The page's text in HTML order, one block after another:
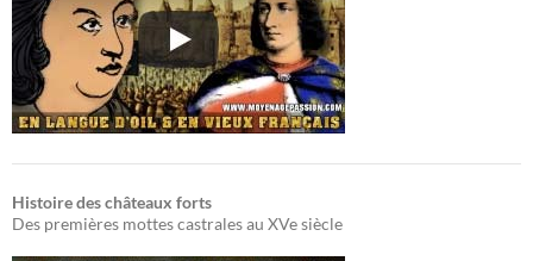
Histoire des châteaux forts
Des premières mottes castrales au XVe siècle